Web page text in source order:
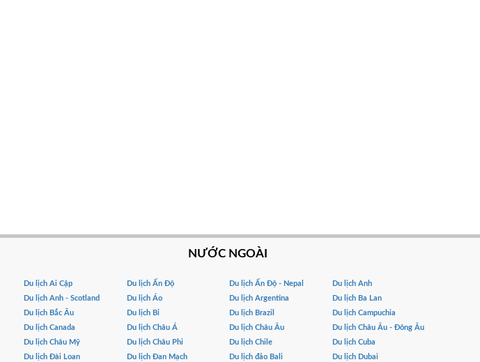
NƯỚC NGOÀI
Du lịch Ai Cập Du lịch Ấn Độ Du lịch Ấn Độ - Nepal
Du lịch Anh
Du lịch Anh - Scotland
Du lịch Áo Du lịch Argentina
Du lịch Ba Lan
Du lịch Bắc Âu
Du lịch Bỉ Du lịch Brazil
Du lịch Campuchia
Du lịch Canada
Du lịch Châu Á Du lịch Châu Âu
Du lịch Châu Âu - Đông Âu
Du lịch Châu Mỹ
Du lịch Châu Phi Du lịch Chile
Du lịch Cuba
Du lịch Đài Loan
Du lịch Đan Mạch Du lịch đảo Bali
Du lịch Dubai